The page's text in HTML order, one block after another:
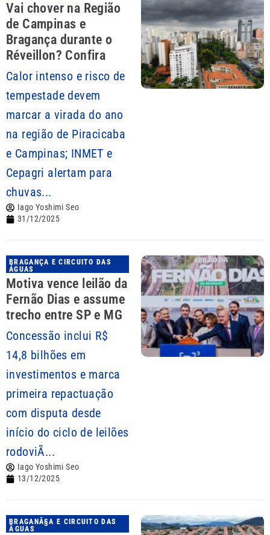
Vai chover na Região
de Campinas e
Bragança durante o
Réveillon? Confira
Calor intenso e risco de
tempestade devem
marcar a virada do ano
na região de Piracicaba
e Campinas; INMET e
Cepagri alertam para
chuvas...
Iago Yoshimi Seo
31/12/2025
BRAGANÇA E CIRCUITO DAS
ÁGUAS
Motiva vence leilão da
Fernão Dias e assume
trecho entre SP e MG
Concessão inclui R$
14,8 bilhões em
investimentos e marca
primeira repactuação
com disputa desde
início do ciclo de leilões
rodoviÃ...
Iago Yoshimi Seo
13/12/2025
BRAGANÃ§A E CIRCUITO DAS
ÃGUAS